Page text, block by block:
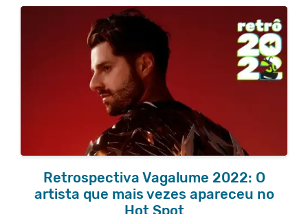
Retrospectiva Vagalume 2022: O
artista que mais vezes apareceu no
Hot Spot